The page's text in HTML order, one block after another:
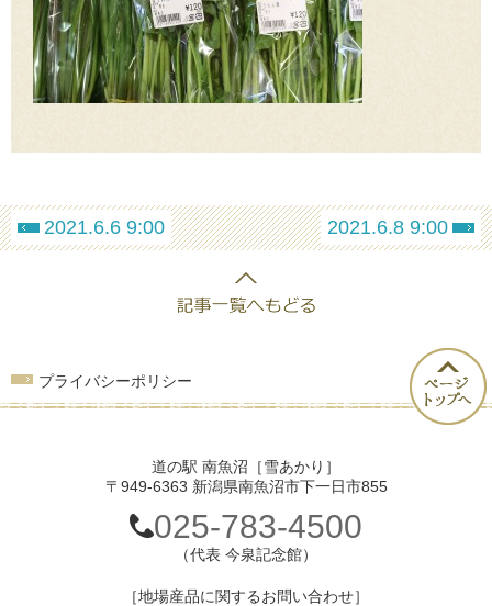
2021.6.6 9:00 2021.6.8 9:00
プライバシーポリシー
道の駅 南魚沼［雪あかり］
〒949-6363 新潟県南魚沼市下一日市855
025-783-4500
（代表 今泉記念館）
［地場産品に関するお問い合わせ］